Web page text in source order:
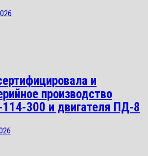
и
производство
300 и двигателя ПД-8